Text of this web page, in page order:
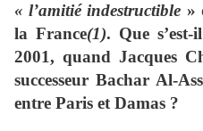
« l’amitié indestructible »
la France(1). Que
2001, quand Jacques
successeur Bachar Al-
entre Paris et Damas ?